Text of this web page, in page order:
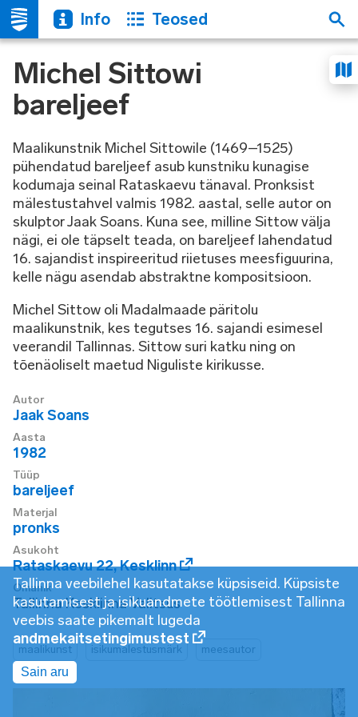
Info Teosed
Michel Sittowi
bareljeef
Maalikunstnik Michel Sittowile (1469–1525)
pühendatud bareljeef asub kunstniku kunagise
kodumaja seinal Rataskaevu tänaval. Pronksist
mälestustahvel valmis 1982. aastal, selle autor on
skulptor Jaak Soans. Kuna see, milline Sittow välja
nägi, ei ole täpselt teada, on bareljeef lahendatud
16. sajandist inspireeritud riietuses meesfiguurina,
kelle nägu asendab abstraktne kompositsioon.
Michel Sittow oli Madalmaade päritolu
maalikunstnik, kes tegutses 16. sajandi esimesel
veerandil Tallinnas. Sittow suri katku ning on
tõenäoliselt maetud Niguliste kirikusse.
Autor
Jaak Soans
Aasta
1982
Tüüp
bareljeef
Materjal
pronks
Asukoht
Rataskaevu 22,Kesklinn
Omanik
Tallinna Kesklinna Valitsus
maalikunst isikumälestusmärk meesautor
Tallinna veebilehel kasutatakse küpsiseid. Küpsiste
kasutamisest ja isikuandmete töötlemisest Tallinna
veebis saate pikemalt lugeda
andmekaitsetingimustest
Sain aru